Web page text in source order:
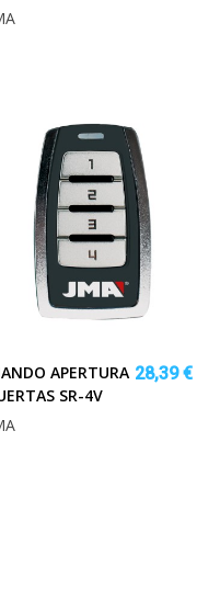
APERTURA
SR-4V
28,39 €